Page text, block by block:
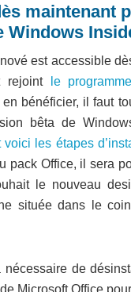
maintenant
Windows
est accessible
rejoint
le
bénéficier, il faut
bêta de
les étapes
pack Office, il sera
le nouveau
située dans le
nécessaire de